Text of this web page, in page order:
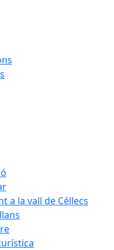
a la vall de Céllecs